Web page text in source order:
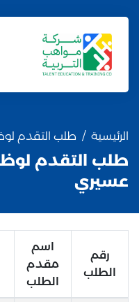
الرئيسية طلب التقدم
طلب التقدم
عسيري
رقم
الطلب
اسم
مقدم
الطلب